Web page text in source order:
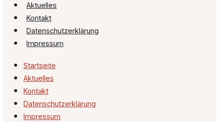
Aktuelles
Kontakt
Datenschutzerklärung
Impressum
Startseite
Aktuelles
Kontakt
Datenschutzerklärung
Impressum